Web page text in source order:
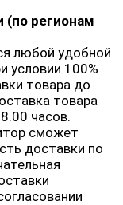
(по регионам
любой удобной
условии 100%
товара до
товара
часов.
сможет
доставки по